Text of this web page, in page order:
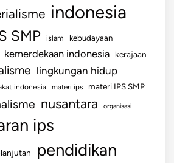
indonesia
SMP islam kebudayaan
kemerdekaan indonesia kerajaan
lingkungan hidup
indonesia materi ips materi IPS SMP
nusantara organisasi
ips
pendidikan